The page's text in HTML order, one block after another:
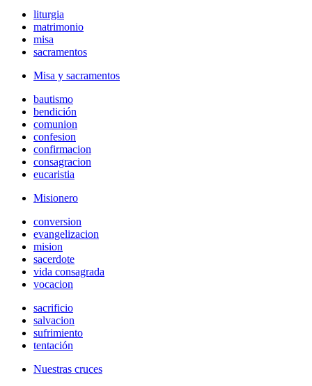
liturgia
matrimonio
misa
sacramentos
Misa y sacramentos
bautismo
bendición
comunion
confesion
confirmacion
consagracion
eucaristia
Misionero
conversion
evangelizacion
mision
sacerdote
vida consagrada
vocacion
sacrificio
salvacion
sufrimiento
tentación
Nuestras cruces